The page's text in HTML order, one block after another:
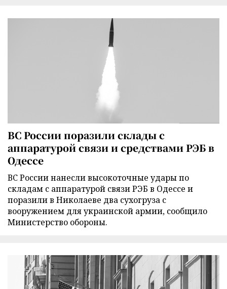
ВС России поразили склады с
аппаратурой связи и средствами РЭБ в
Одессе
ВС России нанесли высокоточные удары по
складам с аппаратурой связи РЭБ в Одессе и
поразили в Николаеве два сухогруза с
вооружением для украинской армии, сообщило
Министерство обороны.